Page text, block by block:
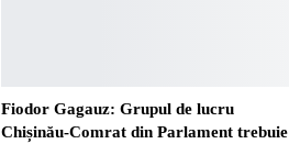
Fiodor Gagauz: Grupul de lucru
Chișinău-Comrat din Parlament trebuie